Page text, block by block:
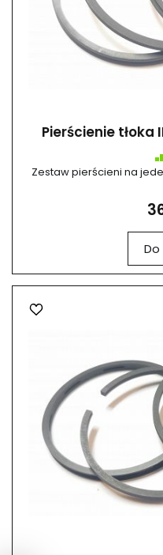
Pierścienie tłoka
Zestaw pierścieni na
Do